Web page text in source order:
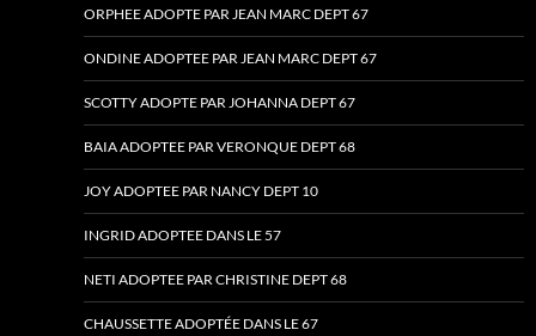
ORPHEE ADOPTE PAR JEAN MARC DEPT 67
ONDINE ADOPTEE PAR JEAN MARC DEPT 67
SCOTTY ADOPTE PAR JOHANNA DEPT 67
BAIA ADOPTEE PAR VERONQUE DEPT 68
JOY ADOPTEE PAR NANCY DEPT 10
INGRID ADOPTEE DANS LE 57
NETI ADOPTEE PAR CHRISTINE DEPT 68
CHAUSSETTE ADOPTÉE DANS LE 67